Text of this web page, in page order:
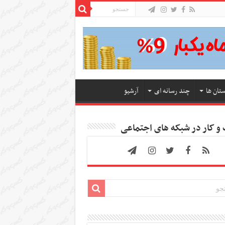
ها چند رسانه ای آرشیو
کار در شبکه های اجتماعی